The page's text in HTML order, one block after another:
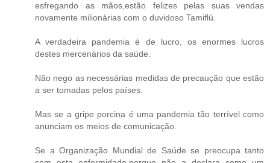
esfregando as mãos,estão felizes pelas suas vendas
novamente milionárias com o duvidoso Tamiflú.
A verdadeira pandemia é de lucro, os enormes lucros
destes mercenários da saúde.
Não nego as necessárias medidas de precaução que estão
a ser tomadas pelos países.
Mas se a gripe porcina é uma pandemia tão terrível como
anunciam os meios de comunicação.
Se a Organização Mundial de Saúde se preocupa tanto